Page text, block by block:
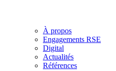
À propos
Engagements RSE
Digital
Actualités
Références